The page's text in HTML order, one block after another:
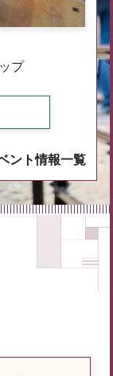
プ
ント情報一覧